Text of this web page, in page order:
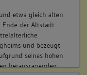
etwa gleich alten
Ende der Altstadt
und bezeugt
seines hohen
herausragenden